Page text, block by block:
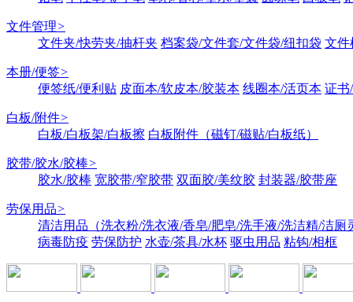
文件管理>
文件夹/快劳夹/抽杆夹 档案袋/文件套/文件袋/纽扣袋 文件
本册/便签>
便签纸/便利贴 皮面本/软皮本/胶装本 线圈本/活页本 证书
白板/附件>
白板/白板架/白板擦 白板附件（磁钉/磁贴/白板纸）
胶带/胶水/胶棒>
胶水/胶棒 宽胶带/窄胶带 双面胶/美纹胶 封装器/胶带座
劳保用品>
清洁用品（洗衣粉/洗衣液/香皂/肥皂/洗手液/洗洁精/洁厕
病毒防疫 劳保防护 水壶/茶具/水杯 驱虫用品 粘钩/相框